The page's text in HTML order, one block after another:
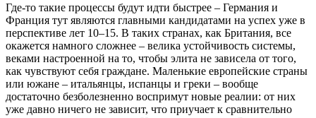
Где-то такие процессы будут идти быстрее – Германия и
Франция тут являются главными кандидатами на успех уже в
перспективе лет 10–15. В таких странах, как Британия, все
окажется намного сложнее – велика устойчивость системы,
веками настроенной на то, чтобы элита не зависела от того,
как чувствуют себя граждане. Маленькие европейские страны
или южане – итальянцы, испанцы и греки – вообще
достаточно безболезненно воспримут новые реалии: от них
уже давно ничего не зависит, что приучает к сравнительно